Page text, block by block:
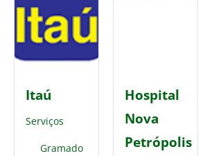
Itaú
Serviços
Gramado
Hospital
Nova
Petrópolis